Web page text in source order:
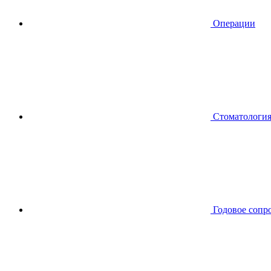
Операции
Стоматология
Годовое